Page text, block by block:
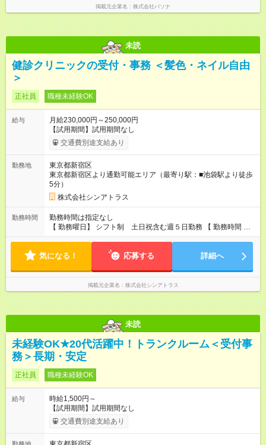
掲載元企業名 株式会社パソナ
未読
健診クリニックの受付・事務 ＜髪色・ネイル自由
＞
正社員 職種未経験OK
給与
月給230,000円～250,000円
【試用期間】試用期間なし
交通費別途支給あり
勤務地
東京都新宿区
東京都新宿区より通勤可能エリア（最寄り駅：■池袋駅より徒歩
5分）
株式会社シンアトラス
勤務時間
勤務時間は指定なし
【 勤務曜日】 シフト制 土日祝含む週５日勤務 【 勤務時間 】
・ 9：00～20：00（実働8h／休憩１h） ※残業ほとんどありま
気になる！ 応募する 詳細へ
掲載元企業名 株式会社シンアトラス
未読
未経験OK★20代活躍中！トランクルーム＜受付事
務＞長期・安定
正社員 職種未経験OK
給与
時給1,500円～
【試用期間】試用期間なし
交通費別途支給あり